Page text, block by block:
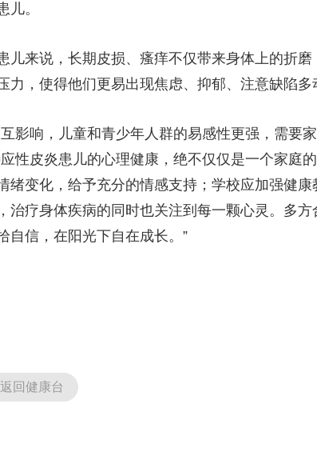
儿。
儿来说，长期皮损、瘙痒不仅带来身体上的折
力，使得他们更易出现焦虑、抑郁、注意缺陷多
影响，儿童和青少年人群的易感性更强，需要
性皮炎患儿的心理健康，绝不仅仅是一个家庭
绪变化，给予充分的情感支持；学校应加强健
治疗身体疾病的同时也关注到每一颗心灵。多
自信，在阳光下自在成长。”
返回健康台